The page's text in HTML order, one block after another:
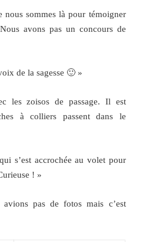
nous sommes là pour témoigner
avons pas un concours de
de la sagesse 🙂 »
les zoisos de passage. Il est
à colliers passent dans le
s’est accrochée au volet pour
! »
pas de fotos mais c’est